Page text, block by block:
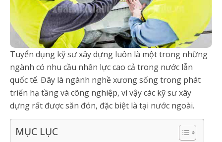
Tuyển dụng kỹ sư xây dựng luôn là một trong những
ngành có nhu cầu nhân lực cao cả trong nước lẫn
quốc tế. Đây là ngành nghề xương sống trong phát
triển hạ tầng và công nghiệp, vì vậy các kỹ sư xây
dựng rất được săn đón, đặc biệt là tại nước ngoài.
MỤC LỤC